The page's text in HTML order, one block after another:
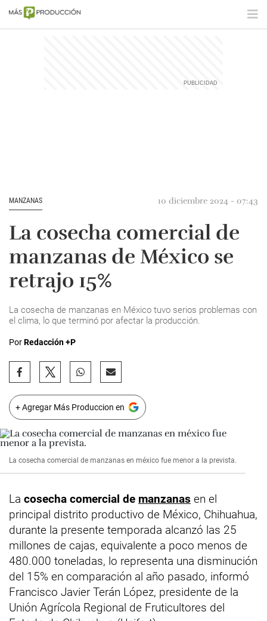
MANZANAS 10 diciembre 2024 - 07:43
La cosecha comercial de
manzanas de México se
retrajo 15%
La cosecha de manzanas en México tuvo serios problemas con
el clima, lo que terminó por afectar la producción.
PorRedacción +P
+ Agregar Más Produccion en
La cosecha comercial de manzanas en méxico fue menor a la prevista.
La cosecha comercial de manzanas en el
principal distrito productivo de México, Chihuahua,
durante la presente temporada alcanzó las 25
millones de cajas, equivalente a poco menos de
480.000 toneladas, lo representa una disminución
del 15% en comparación al año pasado, informó
Francisco Javier Terán López, presidente de la
Unión Agrícola Regional de Fruticultores del